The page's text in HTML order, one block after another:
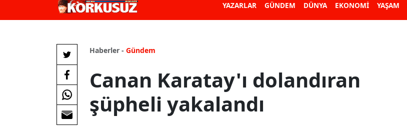
YAZARLAR GÜNDEM DÜNYA EKONOMİ YAŞAM
Haberler - Gündem
Canan Karatay'ı dolandıran
şüpheli yakalandı